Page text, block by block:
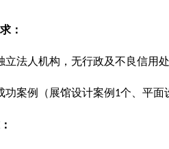
：
立法人机构，无行政及不良信用处
功案例（展馆设计案例 1个、平面